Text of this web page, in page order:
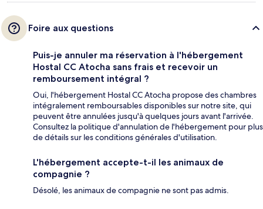
Foire aux questions
Puis-je annuler ma réservation à l'hébergement
Hostal CC Atocha sans frais et recevoir un
remboursement intégral ?
Oui, l'hébergement Hostal CC Atocha propose des chambres
intégralement remboursables disponibles sur notre site, qui
peuvent être annulées jusqu'à quelques jours avant l'arrivée.
Consultez la politique d'annulation de l'hébergement pour plus
de détails sur les conditions générales d'utilisation.
L'hébergement accepte-t-il les animaux de
compagnie ?
Désolé, les animaux de compagnie ne sont pas admis.